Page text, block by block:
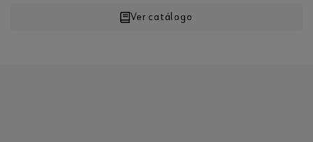
Ver catálogo